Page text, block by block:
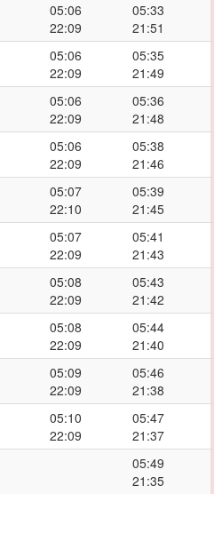
05:06
22:09
05:33
21:51
05:06
22:09
05:35
21:49
05:06
22:09
05:36
21:48
05:06
22:09
05:38
21:46
05:07
22:10
05:39
21:45
05:07
22:09
05:41
21:43
05:08
22:09
05:43
21:42
05:08
22:09
05:44
21:40
05:09
22:09
05:46
21:38
05:10
22:09
05:47
21:37
05:49
21:35